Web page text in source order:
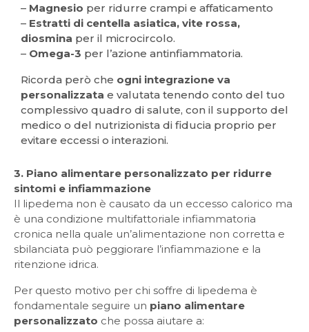
– Magnesio per ridurre crampi e affaticamento
– Estratti di centella asiatica, vite rossa,
diosmina per il microcircolo.
– Omega-3 per l’azione antinfiammatoria.
Ricorda però che ogni integrazione va
personalizzata e valutata tenendo conto del tuo
complessivo quadro di salute, con il supporto del
medico o del nutrizionista di fiducia proprio per
evitare eccessi o interazioni.
3. Piano alimentare personalizzato per ridurre
sintomi e infiammazione
Il lipedema non è causato da un eccesso calorico ma
è una condizione multifattoriale infiammatoria
cronica nella quale un’alimentazione non corretta e
sbilanciata può peggiorare l’infiammazione e la
ritenzione idrica.
Per questo motivo per chi soffre di lipedema è
fondamentale seguire un piano alimentare
personalizzato che possa aiutare a: